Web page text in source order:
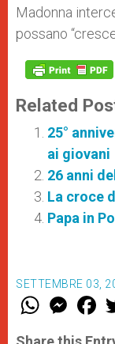
Madonna
possano
Related
25°
ai giovani
26 anni
La croce
Papa in
SETTEMBRE 03,
W
t
M
e
s
F
a
e